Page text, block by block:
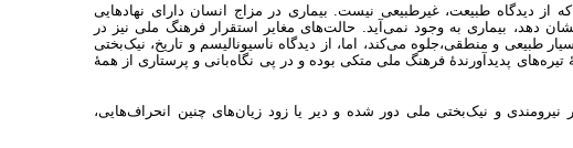
دیدگاه طبیعت، غیرطبیعی نیست. بیماری در مزاج انسان دارای نهادهایی
دهد، بیماری به وجود نمی‌آید. حالت‌های مغایر استقرار فرهنگ ملی نیز در
طبیعی و منطقی،جلوه می‌کند، اما، از دیدگاه ناسیونالیسم و تاریخ، نیک‌بختی
پدیدآورندۀ فرهنگ ملی متکی بوده و در پی نگاه‌بانی و پرستاری از همۀ
و نیک‌بختی ملی دور شده و دیر یا زود زیان‌های چنین انحراف‌هایی،